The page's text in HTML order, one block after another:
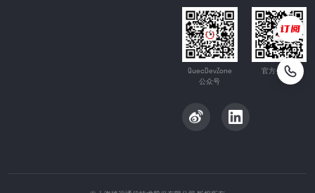
QuecDevZone
公众号
官方公众号